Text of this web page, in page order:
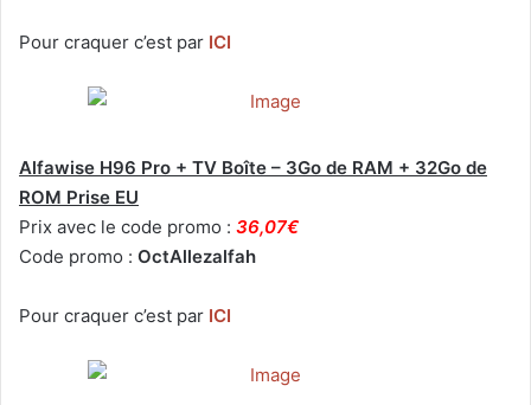
Pour craquer c’est par ICI
Alfawise H96 Pro + TV Boîte – 3Go de RAM + 32Go de
ROM Prise EU
Prix avec le code promo : 36,07€
Code promo : OctAllezalfah
Pour craquer c’est par ICI